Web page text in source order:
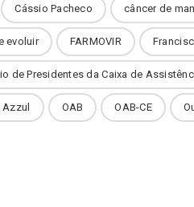
Cássio Pacheco câncer de
evoluir FARMOVIR
de Presidentes da Caixa de
OAB OAB-CE